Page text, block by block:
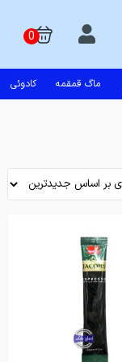
ماگ قمقمه کادوئی